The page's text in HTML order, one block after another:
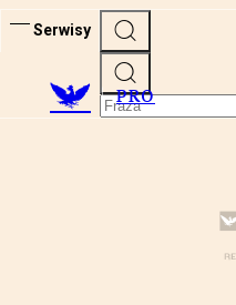
Serwisy
PRO